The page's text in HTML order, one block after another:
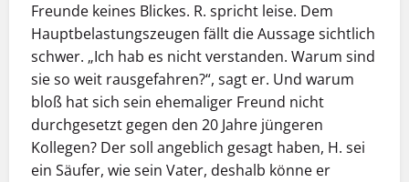
Freunde keines Blickes. R. spricht leise. Dem
Hauptbelastungszeugen fällt die Aussage sichtlich
schwer. „Ich hab es nicht verstanden. Warum sind
sie so weit rausgefahren?“, sagt er. Und warum
bloß hat sich sein ehemaliger Freund nicht
durchgesetzt gegen den 20 Jahre jüngeren
Kollegen? Der soll angeblich gesagt haben, H. sei
ein Säufer, wie sein Vater, deshalb könne er